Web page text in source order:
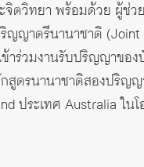
วิทยา พร้อมด้วย ผู้ช่ว
าตรีนานาชาติ (Joint
าร่วมงานรับปริญญาข
สูตรนานาชาติสองปริญ
ประเทศ Australia ใ